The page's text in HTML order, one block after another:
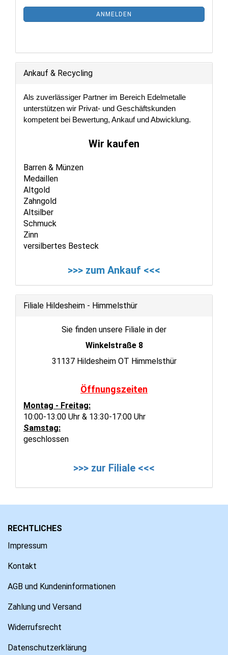
NEWSLETTER-
ANMELDUNG
ANMELDEN
Ankauf & Recycling
Als zuverlässiger Partner im Bereich Edelmetalle
unterstützen wir Privat- und Geschäftskunden
kompetent bei Bewertung, Ankauf und Abwicklung.
Wir kaufen
Barren & Münzen
Medaillen
Altgold
Zahngold
Altsilber
Schmuck
Zinn
versilbertes Besteck
>>> zum Ankauf <<<
Filiale Hildesheim - Himmelsthür
Sie finden unsere Filiale in der
Winkelstraße 8
31137 Hildesheim OT Himmelsthür
Öffnungszeiten
Montag - Freitag:
10:00-13:00 Uhr & 13:30-17:00 Uhr
Samstag:
geschlossen
>>> zur Filiale <<<
RECHTLICHES
Impressum
Kontakt
AGB und Kundeninformationen
Zahlung und Versand
Widerrufsrecht
Datenschutzerklärung